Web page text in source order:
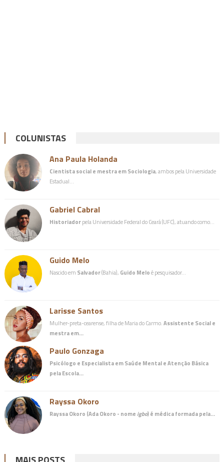
COLUNISTAS
Ana Paula Holanda
Cientista social e mestra em Sociologia, ambos pela Universidade
Estadual…
Gabriel Cabral
Historiadorpela Universidade Federal do Ceará (UFC), atuando como…
Guido Melo
Nascido em Salvador(Bahia), Guido Meloé pesquisador…
Larisse Santos
Mulher-preta-cearense, filha de Maria do Carmo.Assistente Social e
mestra em…
Paulo Gonzaga
Psicólogo e Especialista em Saúde Mental e Atenção Básica
pela Escola…
Rayssa Okoro
Rayssa Okoro (Ada Okoro - nome igbo) é médicaformada pela…